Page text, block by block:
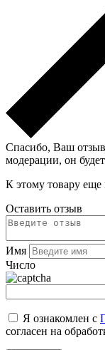
Спасибо, Ваш
модерации, он
К этому товару еще
Оставить отзыв
Имя
Число
Я ознакомлен с
согласен на